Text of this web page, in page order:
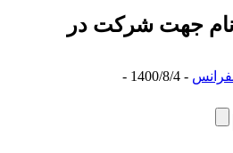
جهت شرکت در
- 1400/8/4 -